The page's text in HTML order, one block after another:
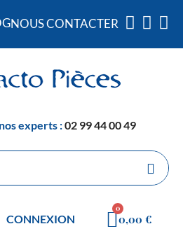
NOUS CONTACTER
experts :02 99 44 00 49
CONNEXION 0,00 €